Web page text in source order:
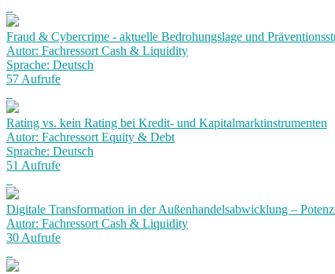
Fraud & Cybercrime - aktuelle Bedrohungslage und
Autor: Fachressort Cash & Liquidity
Sprache: Deutsch
57 Aufrufe
Rating vs. kein Rating bei Kredit- und Kapitalmarktinstrumenten
Autor: Fachressort Equity & Debt
Sprache: Deutsch
51 Aufrufe
Digitale Transformation in der Außenhandelsabwicklung –
Autor: Fachressort Cash & Liquidity
30 Aufrufe